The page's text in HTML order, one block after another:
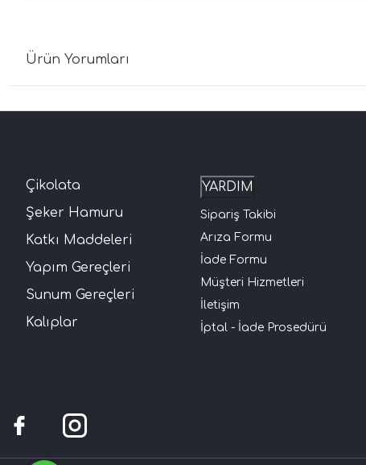
Ürün Yorumları
Çikolata
Şeker Hamuru
Katkı Maddeleri
Yapım Gereçleri
Sunum Gereçleri
Kalıplar
YARDIM
Sipariş Takibi
Arıza Formu
İade Formu
Müşteri Hizmetleri
İletişim
İptal - İade Prosedürü